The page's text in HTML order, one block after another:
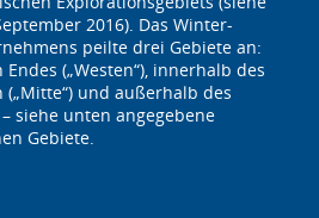
2016). Das Winter-
peilte drei Gebiete an:
(„Westen“), innerhalb des
und außerhalb des
siehe unten angegebene
Gebiete.